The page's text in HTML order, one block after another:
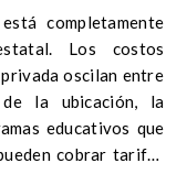
completamente
Los costos
privada oscilan entre
la ubicación, la
educativos que
cobrar tarifas